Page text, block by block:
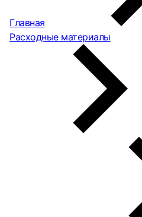
Главная
Расходные материалы